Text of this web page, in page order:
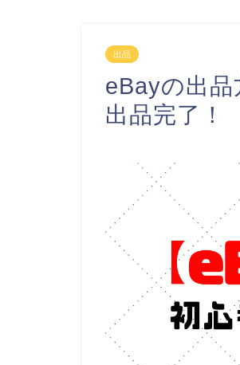
出品
eBayの出品
出品完了！